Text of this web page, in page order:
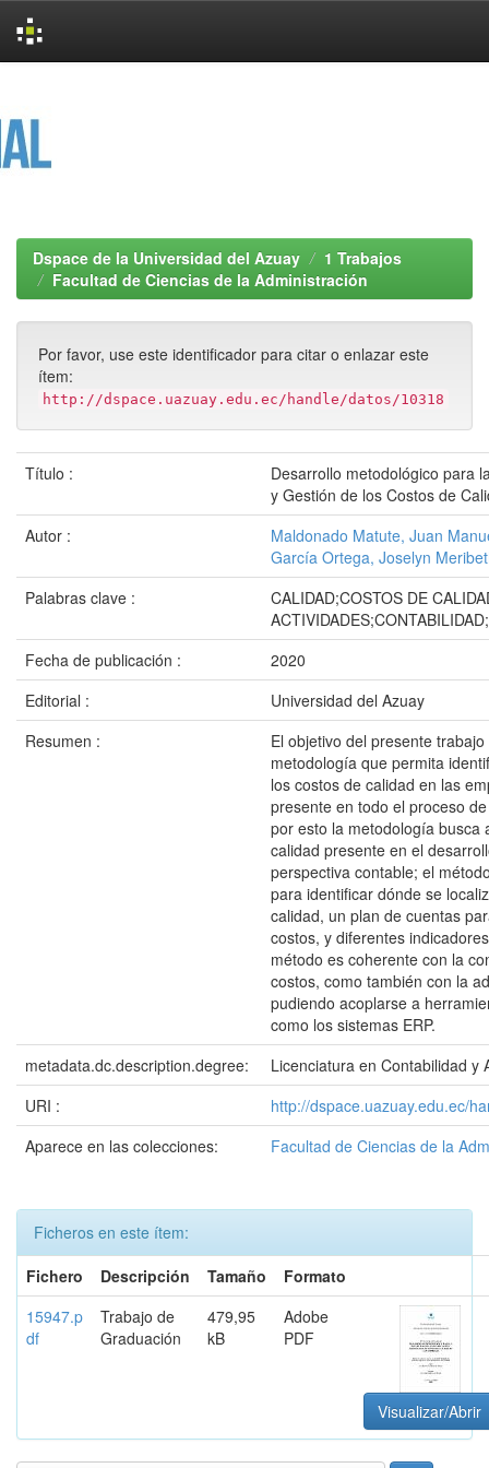
Dspace de la Universidad del Azuay
1 Trabajos
Facultad de Ciencias de la Administración
Por favor, use este identificador para citar o enlazar este
ítem:
http://dspace.uazuay.edu.ec/handle/datos/10318
Título :
Desarrollo metodológico para
y Gestión de los Costos de
Autor :
Maldonado Matute, Juan
García Ortega, Joselyn
Palabras clave :
CALIDAD;COSTOS DE
Fecha de publicación :
2020
Editorial :
Universidad del Azuay
Resumen :
El objetivo del presente
metodología que permita
los costos de calidad en las
presente en todo el proceso
por esto la metodología busca
calidad presente en el
perspectiva contable; el
para identificar dónde se
calidad, un plan de cuentas
costos, y diferentes
método es coherente con la
costos, como también con la
pudiendo acoplarse a
como los sistemas ERP.
metadata.dc.description.degree:
Licenciatura en Contabilidad y
URI :
http://dspace.uazuay.edu.ec/
Aparece en las colecciones:
Facultad de Ciencias de la
Ficheros en este ítem:
Fichero
Descripción Tamaño
Formato
15947.p
df
Trabajo de
Graduación
479,95
kB
Adobe
PDF
Visualizar/Abrir